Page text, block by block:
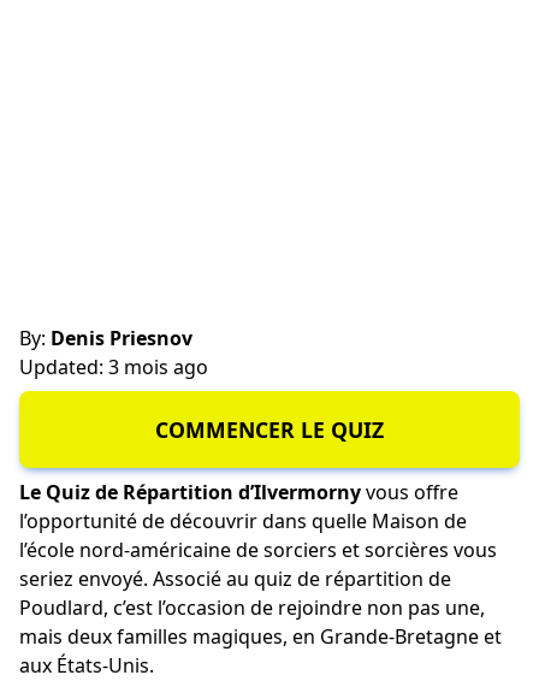
By: Denis Priesnov
Updated: 3 mois ago
COMMENCER LE QUIZ
Le Quiz de Répartition d’Ilvermornyvous offre
l’opportunité de découvrir dans quelle Maison de
l’école nord-américaine de sorciers et sorcières vous
seriez envoyé. Associé au quiz de répartition de
Poudlard, c’est l’occasion de rejoindre non pas une,
mais deux familles magiques, en Grande-Bretagne et
aux États-Unis.